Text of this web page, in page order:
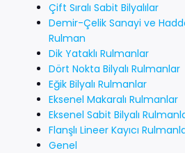
Çift Sıralı Sabit Bilyalılar
Demir-Çelik Sanayi ve
Rulman
Dik Yataklı Rulmanlar
Dört Nokta Bilyalı Rulmanlar
Eğik Bilyalı Rulmanlar
Eksenel Makaralı Rulmanlar
Eksenel Sabit Bilyalı
Flanşlı Lineer Kayıcı
Genel